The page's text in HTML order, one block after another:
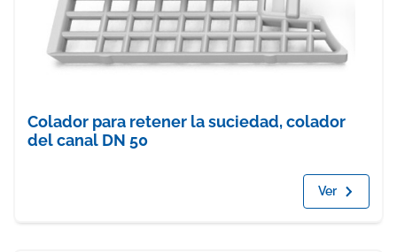
Colador para retener la suciedad, colador
del canal DN 50
Ver